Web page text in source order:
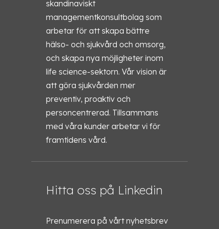
skandinaviskt
managementkonsultbolag som
arbetar för att skapa bättre
hälso- och sjukvård och omsorg,
och skapa nya möjligheter inom
life science-sektorn. Vår vision är
att göra sjukvården mer
preventiv, proaktiv och
personcentrerad. Tillsammans
med våra kunder arbetar vi för
framtidens vård.
Hitta oss på Linkedin
Prenumerera på vårt nyhetsbrev